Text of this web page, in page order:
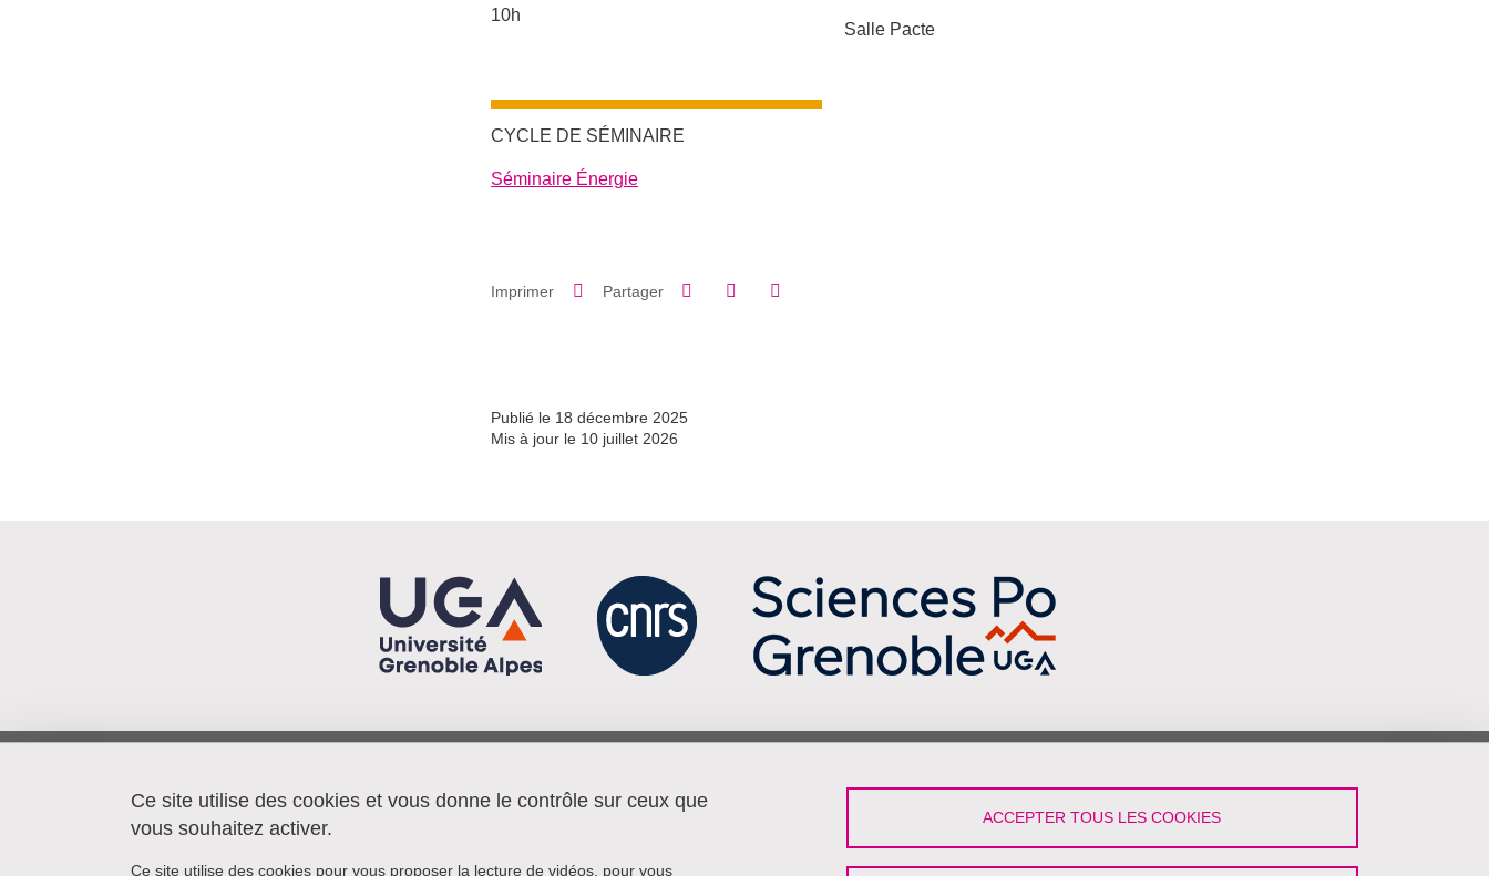
Complément date
10h
Complément lieu
Salle Pacte
CYCLE DE SÉMINAIRE
Séminaire Énergie
Imprimer Partager Partager sur Facebook
Partager sur LinkedIn
Publié le 18 décembre 2025
Mis à jour le 10 juillet 2026
38040 Grenoble cedex 9
France
Menu footer
Travailler à Pacte
LinkedIn
YouTube
Podcast
Ce site utilise des cookies et vous donne le contrôle sur ceux que
vous souhaitez activer.
Ce site utilise des cookies pour vous proposer la lecture de vidéos, pour vous
ACCEPTER TOUS LES COOKIES